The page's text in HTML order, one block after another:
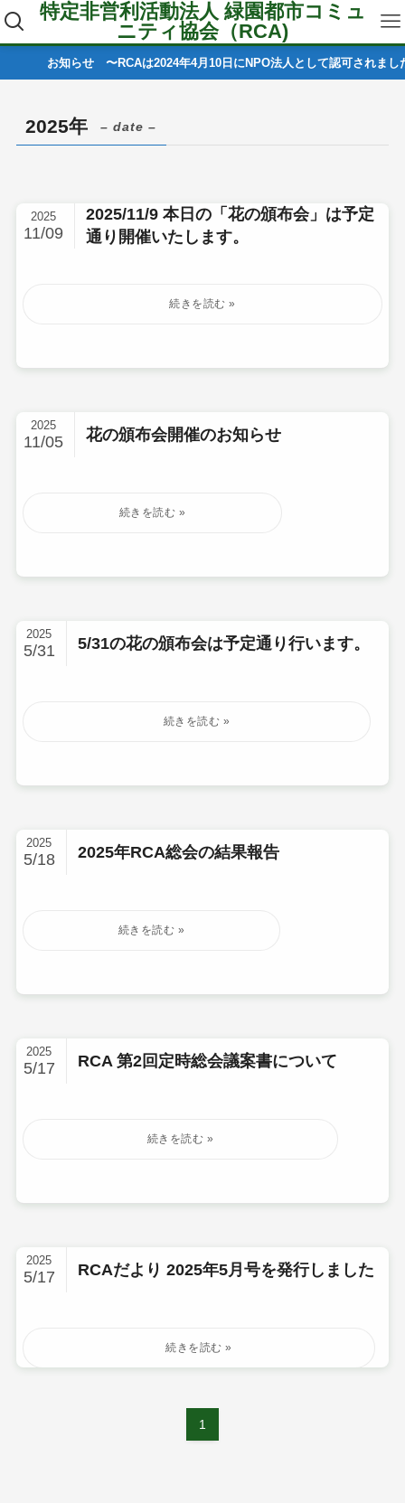
特定非営利活動法人 緑園都市コミュ
ニティ協会（RCA)
お知らせ 〜RCAは2024年4月10日にNPO法人として認可されました
2025年 – date –
2025/11/9 本日の「花の頒布会」は予定
通り開催いたします。
2025
11/09
花の頒布会開催のお知らせ
2025
11/05
5/31の花の頒布会は予定通り行います。
2025
5/31
2025年RCA総会の結果報告
2025
5/18
RCA 第2回定時総会議案書について
2025
5/17
RCAだより 2025年5月号を発行しました
2025
5/17
1